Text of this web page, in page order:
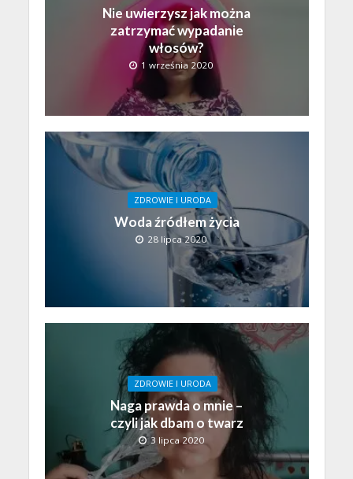
Nie uwierzysz jak można
zatrzymać wypadanie
włosów?
1 września 2020
ZDROWIE I URODA
Woda źródłem życia
28 lipca 2020
ZDROWIE I URODA
Naga prawda o mnie –
czyli jak dbam o twarz
3 lipca 2020